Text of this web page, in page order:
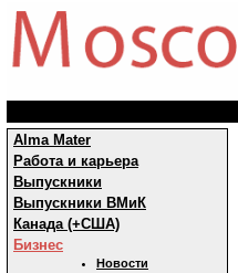
Alma Mater
Работа и карьера
Выпускники
Выпускники ВМиК
Канада (+США)
Бизнес
Новости